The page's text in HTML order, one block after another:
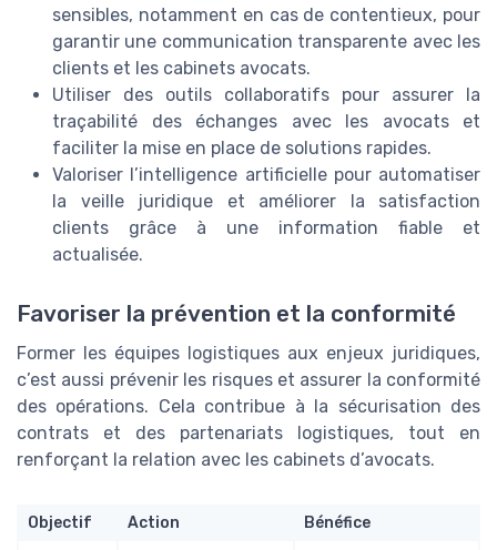
sensibles, notamment en cas de contentieux, pour
garantir une communication transparente avec les
clients et les cabinets avocats.
Utiliser des outils collaboratifs pour assurer la
traçabilité des échanges avec les avocats et
faciliter la mise en place de solutions rapides.
Valoriser l’intelligence artificielle pour automatiser
la veille juridique et améliorer la satisfaction
clients grâce à une information fiable et
actualisée.
Favoriser la prévention et la conformité
Former les équipes logistiques aux enjeux juridiques,
c’est aussi prévenir les risques et assurer la conformité
des opérations. Cela contribue à la sécurisation des
contrats et des partenariats logistiques, tout en
renforçant la relation avec les cabinets d’avocats.
Objectif Action Bénéfice